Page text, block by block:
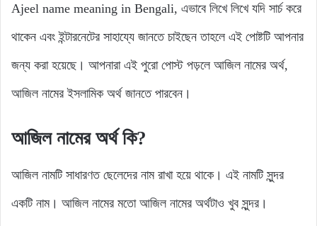
Ajeel name meaning in Bengali, এভাবে লিখে লিখে যদি সার্চ করে
থাকেন এবং ইন্টারনেটের সাহায্যে জানতে চাইছেন তাহলে এই পোষ্টটি আপনার
জন্য করা হয়েছে। আপনারা এই পুরো পোস্ট পড়লে আজিল নামের অর্থ,
আজিল নামের ইসলামিক অর্থ জানতে পারবেন।
আজিল নামের অর্থ কি?
আজিল নামটি সাধারণত ছেলেদের নাম রাখা হয়ে থাকে। এই নামটি সুন্দর
একটি নাম। আজিল নামের মতো আজিল নামের অর্থটাও খুব সুন্দর।